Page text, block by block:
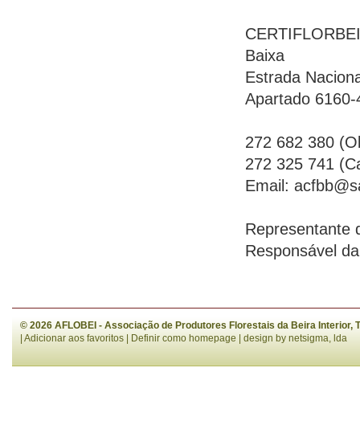
Baixa
Estrada
Apartado
272 682 380
272 325 741
Email:
Representante
Responsável
© 2026 AFLOBEI - Associação de Produtores Florestais da Beira Interior,
Adicionar aos favoritos Definir como homepage | design by netsigma, lda